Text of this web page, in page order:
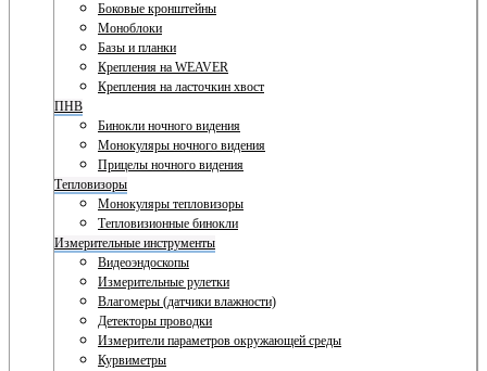
Боковые кронштейны
Моноблоки
Базы и планки
Крепления на WEAVER
Крепления на ласточкин хвост
ПНВ
Бинокли ночного видения
Монокуляры ночного видения
Прицелы ночного видения
Тепловизоры
Монокуляры тепловизоры
Тепловизионные бинокли
Измерительные инструменты
Видеоэндоскопы
Измерительные рулетки
Влагомеры (датчики влажности)
Детекторы проводки
Измерители параметров окружающей среды
Курвиметры